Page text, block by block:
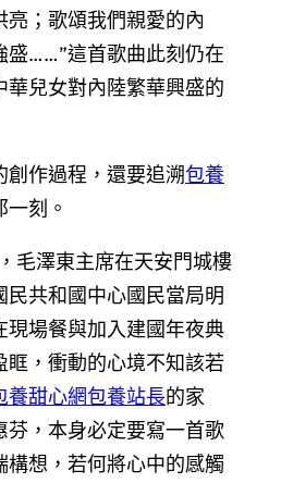
亮；歌頌我們親愛的內
盛……”這首歌曲此刻仍在
華兒女對內陸繁華興盛的
作過程，還要追溯包養
刻。
澤東主席在天安門城樓
民共和國中心國民當局明
現場餐與加入建國年夜典
眶，衝動的心境不知該若
養甜心網包養站長的家
芬，本身必定要寫一首歌
構想，若何將心中的感觸